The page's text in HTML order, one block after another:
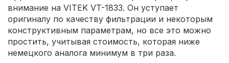
внимание на VITEK VT-1833. Он уступает
оригиналу по качеству фильтрации и некоторым
конструктивным параметрам, но все это можно
простить, учитывая стоимость, которая ниже
немецкого аналога минимум в три раза.